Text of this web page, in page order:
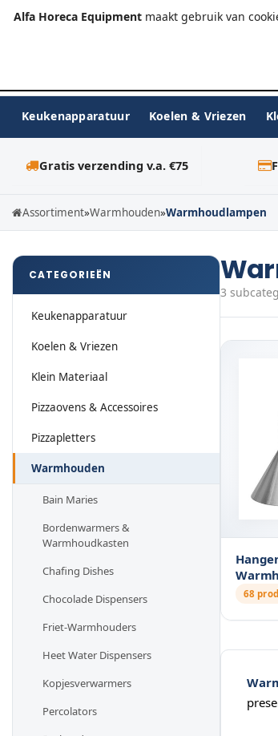
Alfa Horeca Equipmentmaakt gebruik van
+31 (0)23-576 9984 info@alfahoreca.nl
Keukenapparatuur Koelen & Vriezen
Gratis verzending v.a. €75
Assortiment»Warmhouden»Warmhoudlampen
CATEGORIEËN
Keukenapparatuur
Koelen & Vriezen
Klein Materiaal
Pizzaovens & Accessoires
Pizzapletters
Warmhouden
Bain Maries
Bordenwarmers &
Warmhoudkasten
Chafing Dishes
Chocolade Dispensers
Friet-Warmhouders
Heet Water Dispensers
Kopjesverwarmers
Percolators
3
68